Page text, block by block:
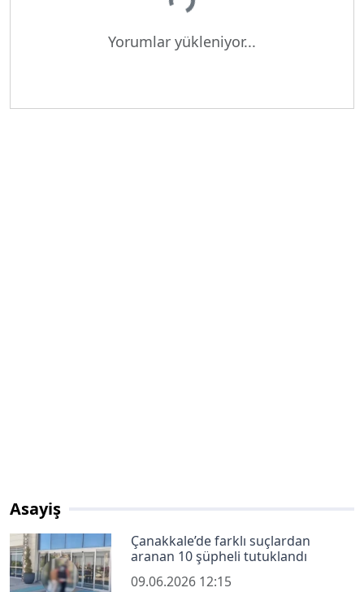
Yükleniyor...
Yorumlar yükleniyor...
Asayiş
Çanakkale’de farklı suçlardan
aranan 10 şüpheli tutuklandı
09.06.2026 12:15